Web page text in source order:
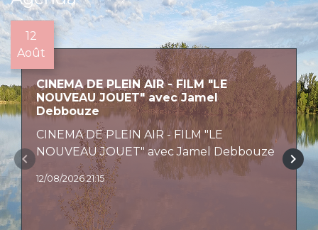
12
Août
CINEMA DE PLEIN AIR - FILM "LE
NOUVEAU JOUET" avec Jamel
Debbouze
CINEMA DE PLEIN AIR - FILM "LE
NOUVEAU JOUET" avec Jamel Debbouze
12/08/2026 21:15
keyboard_arrow_left keyboard_arrow_right